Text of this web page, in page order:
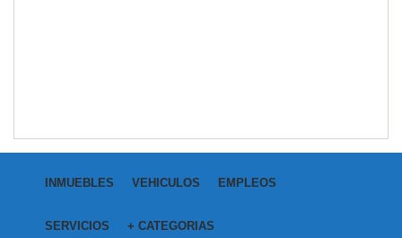
INMUEBLES VEHICULOS EMPLEOS
SERVICIOS + CATEGORIAS